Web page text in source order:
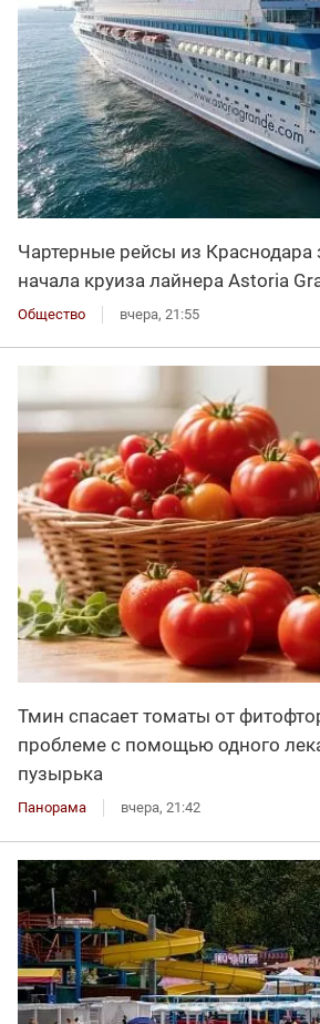
Чартерные рейсы из Краснодара
начала круиза лайнера Astoria
Общество вчера, 21:55
Тмин спасает томаты от
проблеме с помощью одного
пузырька
Панорама вчера, 21:42